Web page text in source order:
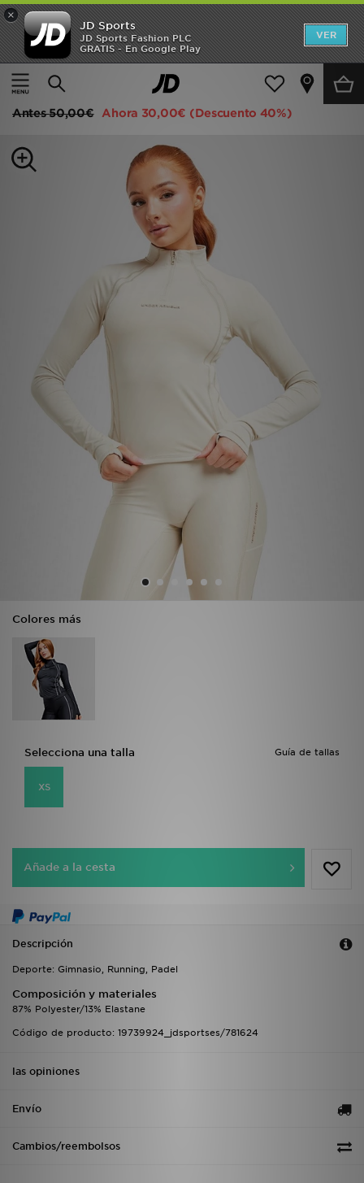
×
JD Sports
JD Sports Fashion PLC
GRATIS - En Google Play
VER
Página principal
Mujer Ropa de mujer Sudaderas
Under Armour Camiseta 1/4 Zip Luxe
Antes50,00€ Ahora 30,00€ (Descuento 40%)
Colores más
Guía de tallas
Selecciona una talla
XS
Añade a la cesta
Descripción
Deporte: Gimnasio, Running, Padel
Composición y materiales
87% Polyester/13% Elastane
Código de producto: 19739924_jdsportses/781624
las opiniones
Envío
Cambios/reembolsos
Hombre
Mujer
Estilo
TARJETA REGALO
MI JD